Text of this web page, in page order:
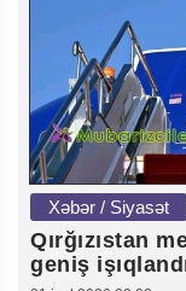
Xəbər / Siyasət
Qırğızıstan
geniş